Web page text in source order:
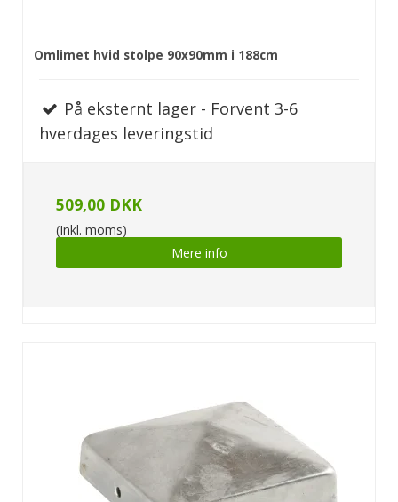
Omlimet hvid stolpe 90x90mm i 188cm
På eksternt lager - Forvent 3-6
hverdages leveringstid
509,00 DKK
(Inkl. moms)
Mere info